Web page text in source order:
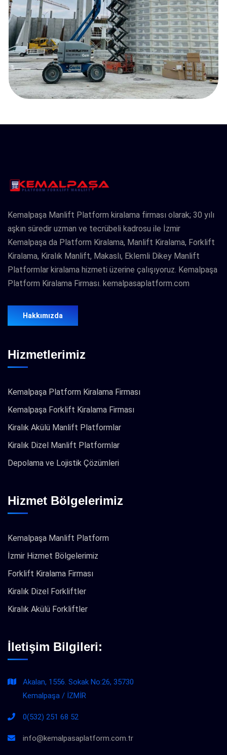
Kemalpaşa Manlift Platform kiralama firması olarak; 30 yılı
aşkın süredir uzman ve tecrübeli kadrosu ile İzmir
Kemalpaşa da Platform Kiralama, Manlift Kiralama, Forklift
Kiralama, Kiralık Manlift, Makaslı, Eklemli Dikey Manlift
Platformlar kiralama hizmeti üzerine çalışıyoruz. Kemalpaşa
Platform Kiralama Firması. kemalpasaplatform.com
Hakkımızda
Hizmetlerimiz
Kemalpaşa Platform Kiralama Firması
Kemalpaşa Forklift Kiralama Firması
Kiralık Akülü Manlift Platformlar
Kiralık Dizel Manlift Platformlar
Depolama ve Lojistik Çözümleri
Hizmet Bölgelerimiz
Kemalpaşa Manlift Platform
İzmir Hizmet Bölgelerimiz
Forklift Kiralama Firması
Kiralık Dizel Forkliftler
Kiralık Akülü Forkliftler
İletişim Bilgileri:
Akalan, 1556. Sokak No:26, 35730
Kemalpaşa / İZMİR
0(532) 251 68 52
info@kemalpasaplatform.com.tr